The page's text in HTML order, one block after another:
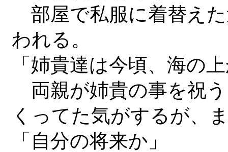
部屋で私服に着替え
われる。
「姉貴達は今頃、海の
両親が姉貴の事を祝
くってた気がするが、
「自分の将来か」